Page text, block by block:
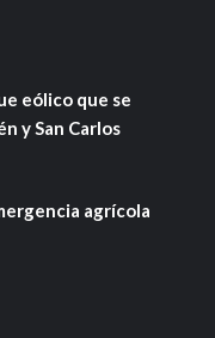
eólico que se
y San Carlos
agrícola